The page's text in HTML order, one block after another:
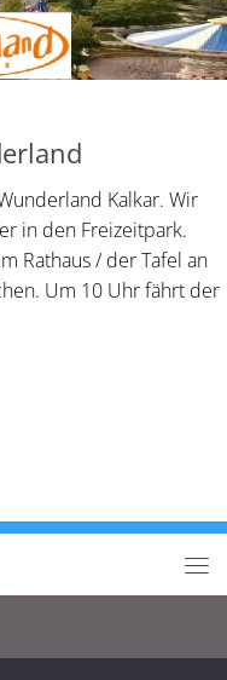
Kalkar. Wir
in den Freizeitpark.
Rathaus / der Tafel an
Um 10 Uhr fährt der